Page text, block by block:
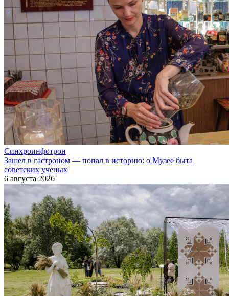
Синхроинфотрон
Зашел в гастроном — попал в историю: о Музее быта
советских ученых
6 августа 2026